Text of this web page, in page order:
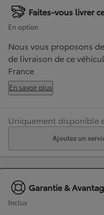
Faites-vous livrer
En option
Nous vous proposons
de livraison de ce
France
En savoir plus
Uniquement disponible
Ajoutez un
Garantie &
Inclus